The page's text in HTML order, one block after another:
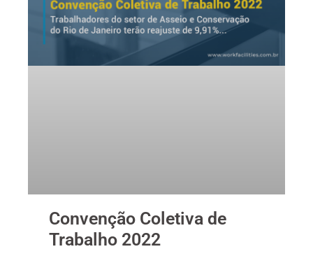
Convenção Coletiva de
Trabalho 2022